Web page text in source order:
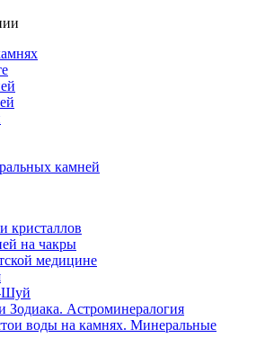
камней
кристаллов
на чакры
медицине
Шуй
Зодиака. Астроминералогия
воды на камнях. Минеральные